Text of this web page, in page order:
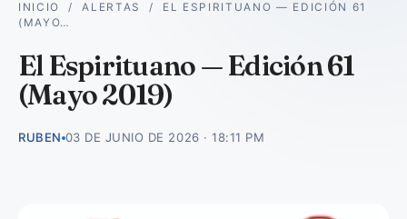
INICIO /ALERTAS / EL ESPIRITUANO — EDICIÓN 61
(MAYO…
El Espirituano — Edición 61
(Mayo 2019)
RUBEN 03 DE JUNIO DE 2026 · 18:11 PM